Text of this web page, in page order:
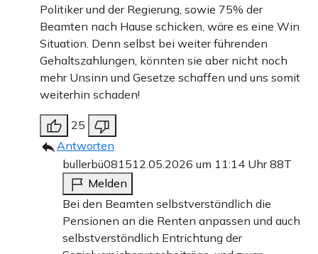
Politiker und der Regierung, sowie 75% der
Beamten nach Hause schicken, wäre es eine Win
Situation. Denn selbst bei weiter führenden
Gehaltszahlungen, könnten sie aber nicht noch
mehr Unsinn und Gesetze schaffen und uns somit
weiterhin schaden!
25
Antworten
bullerbü081512.05.2026 um 11:14 Uhr88T
Melden
Bei den Beamten selbstverständlich die
Pensionen an die Renten anpassen und auch
selbstverständlich Entrichtung der